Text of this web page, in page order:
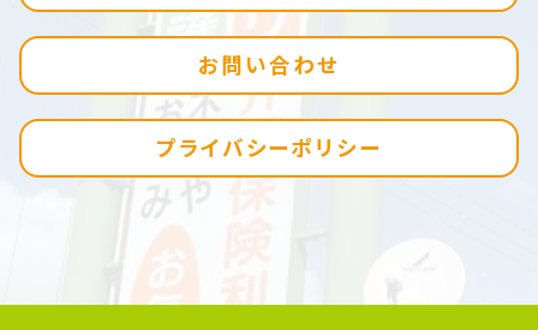
お問い合わせ
プライバシーポリシー